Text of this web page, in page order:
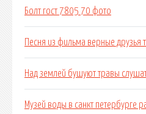
Болт гост 7805 70 фото
Песня из фильма верные друзья
Над землей бушуют травы
Музей воды в санкт петербурге